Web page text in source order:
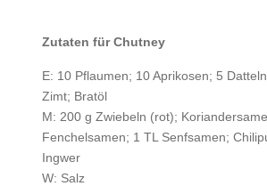
Zutaten für Chutney
E: 10 Pflaumen; 10 Aprikosen; 5
Zimt; Bratöl
M: 200 g Zwiebeln (rot);
Fenchelsamen; 1 TL Senfsamen;
Ingwer
W: Salz